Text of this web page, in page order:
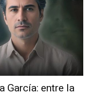
García: entre la